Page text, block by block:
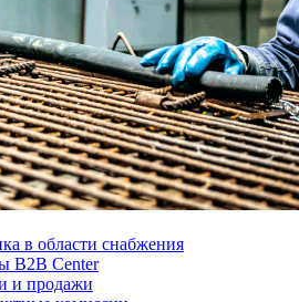
в области снабжения
B2B Center
и продажи